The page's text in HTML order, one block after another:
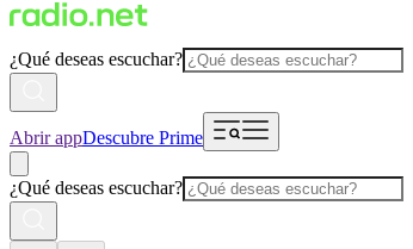
¿Qué deseas escuchar?
Abrir appDescubre Prime
¿Qué deseas escuchar?